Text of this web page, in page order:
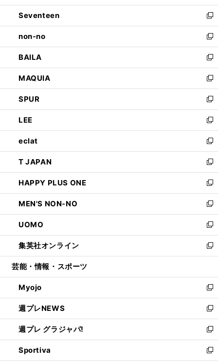
開
く
ウ
で
開
く
ン
ド
ウ
で
開
く
Seventeen
新
し
い
ウ
ィ
ン
ド
ウ
で
開
く
non-no
新
し
い
ウ
ィ
ン
ド
ウ
で
開
く
BAILA
新
し
い
ウ
ィ
ン
ド
ウ
で
開
く
MAQUIA
新
し
い
ウ
ィ
ン
ド
ウ
で
開
く
SPUR
新
し
い
ウ
ィ
ン
ド
ウ
で
開
く
LEE
新
し
い
ウ
ィ
ン
ド
ウ
で
開
く
eclat
新
し
い
ウ
ィ
ン
ド
ウ
で
開
く
T JAPAN
新
し
い
ウ
ィ
ン
ド
ウ
で
開
HAPPY PLUS ONE
新
し
い
ウ
ィ
ン
ド
ウ
開
く
MEN'S NON-NO
新
し
い
ウ
ィ
ン
ウ
で
開
く
UOMO
新
し
い
ウ
ン
ド
ウ
で
開
く
集英社オンライン
新
し
ウ
ィ
ン
ド
ウ
で
開
く
芸能・情報・スポーツ
Myojo
新
し
い
ウ
ィ
ン
ド
週プレNEWS
新
し
い
ウ
ィ
週プレ グラジャパ!
新
し
い
Sportiva
新